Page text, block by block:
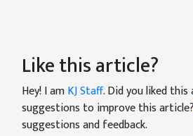
Like this article?
Hey! I amKJ Staff. Did you liked
suggestions to improve this article?
suggestions and feedback.